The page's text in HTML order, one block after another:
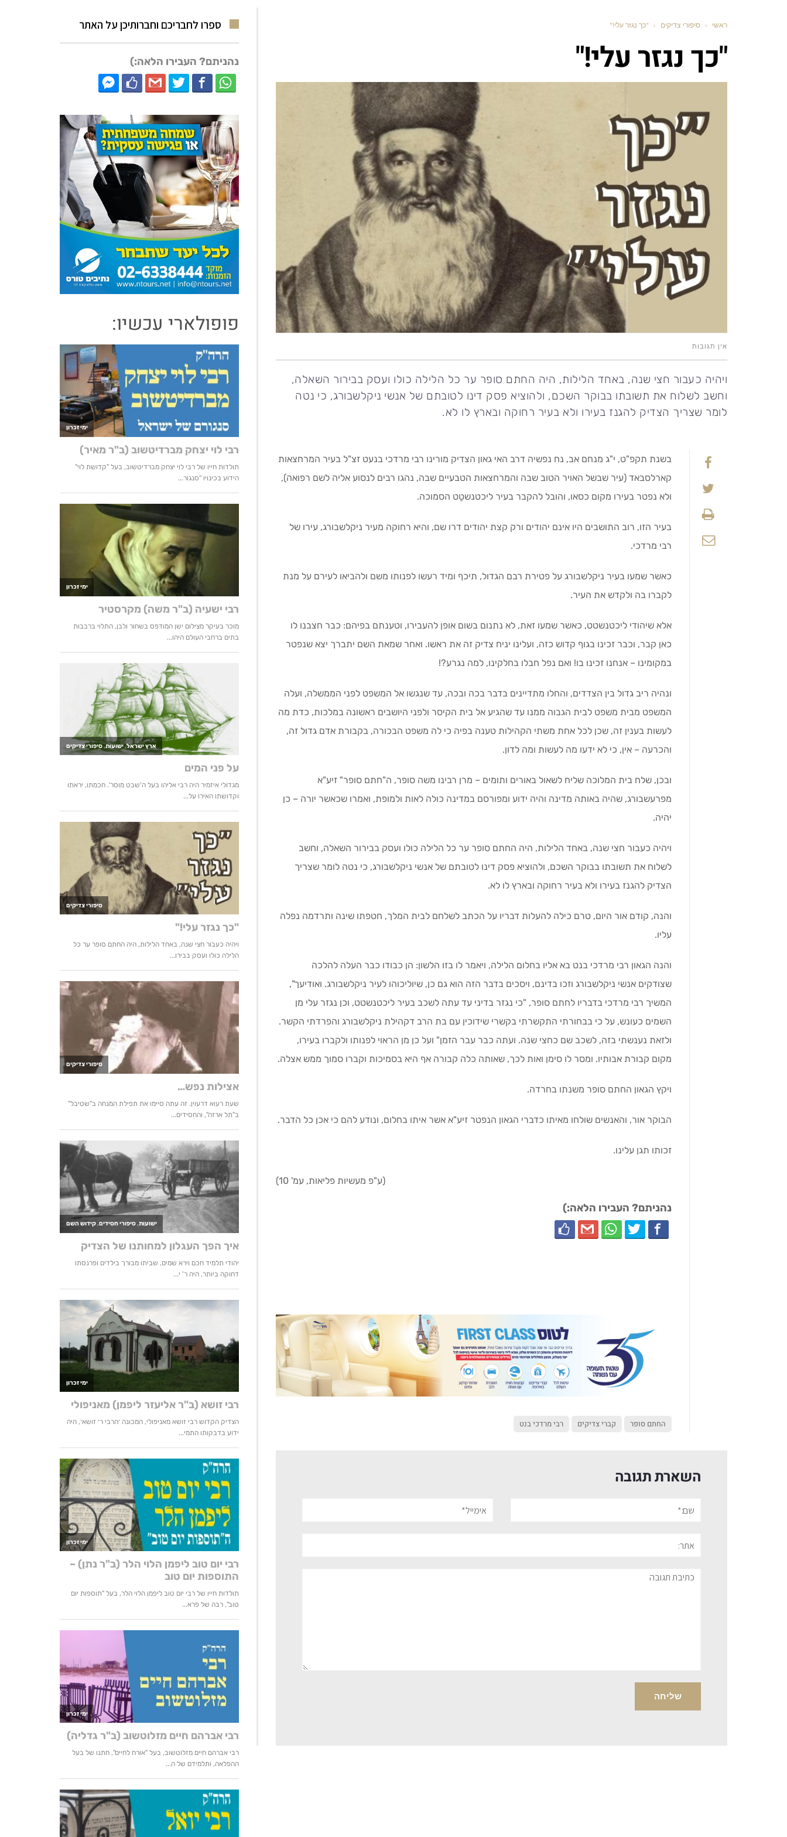
ראשי › סיפורי צדיקים › "כך נגזר עלי!"
"כך נגזר עלי!"
אין תגובות
ויהיה כעבור חצי שנה, באחד הלילות, היה החתם סופר ער כל הלילה כולו ועסק בבירור השאלה,
וחשב לשלוח את תשובתו בבוקר השכם, ולהוציא פסק דינו לטובתם של אנשי ניקלשבורג, כי נטה
לומר שצריך הצדיק להגנז בעירו ולא בעיר רחוקה ובארץ לו לא.
בשנת תקפ"ט, י"ג מנחם אב, נח נפשיה דרב האי גאון הצדיק מורינו רבי מרדכי בנעט זצ"ל בעיר המרחצאות
קארלסבאד (עיר שבשל האויר הטוב שבה והמרחצאות הטבעיים שבה, נהגו רבים לנסוע אליה לשם רפואה),
ולא נפטר בעירו מקום כסאו, והובל להקבר בעיר ליכטנשטַט הסמוכה.
בעיר הזו, רוב התושבים היו אינם יהודים ורק קצת יהודים דרו שם, והיא רחוקה מעיר ניקלשבורג, עירו של
רבי מרדכי.
כאשר שמעו בעיר ניקלשבורג על פטירת רבם הגדול, תיכף ומיד רעשו לפנותו משם ולהביאו לעירם על מנת
לקברו בה ולקדש את העיר.
אלא שיהודי ליכטנשטט, כאשר שמעו זאת, לא נתנום בשום אופן להעבירו, וטענתם בפיהם: כבר חצבנו לו
כאן קבר, וכבר זכינו בגוף קדוש כזה, ועלינו יניח צדיק זה את ראשו. ואחר שמאת השם יתברך יצא שנפטר
במקומינו – אנחנו זכינו בו! ואם נפל חבלו בחלקינו, למה נגרע?!
ונהיה ריב גדול בין הצדדים, והחלו מתדיינים בדבר בכה ובכה, עד שנגשו אל המשפט לפני הממשלה, ועלה
המשפט מבית משפט לבית הגבוה ממנו עד שהגיע אל בית הקיסר ולפני היושבים ראשונה במלכות, כדת מה
לעשות בענין זה, שכן לכל אחת משתי הקהילות טענה בפיה כי לה משפט הבכורה, בקבורת אדם גדול זה,
והכרעה – אין, כי לא ידעו מה לעשות ומה לדון.
ובכן, שלח בית המלוכה שליח לשאול באורים ותומים – מרן רבינו משה סופר, ה"חתם סופר" זיע"א
מפרעשבורג, שהיה באותה מדינה והיה ידוע ומפורסם במדינה כולה לאות ולמופת, ואמרו שכאשר יורה – כן
יהיה.
ויהיה כעבור חצי שנה, באחד הלילות, היה החתם סופר ער כל הלילה כולו ועסק בבירור השאלה, וחשב
לשלוח את תשובתו בבוקר השכם, ולהוציא פסק דינו לטובתם של אנשי ניקלשבורג, כי נטה לומר שצריך
הצדיק להגנז בעירו ולא בעיר רחוקה ובארץ לו לא.
והנה, קודם אור היום, טרם כילה להעלות דבריו על הכתב לשלחם לבית המלך, חטפתו שינה ותרדמה נפלה
עליו.
והנה הגאון רבי מרדכי בנט בא אליו בחלום הלילה, ויאמר לו בזו הלשון: הן כבודו כבר העלה להלכה
שצודקים אנשי ניקלשבורג וזכו בדינם, ויסכים בדבר הזה הוא גם כן, שיוליכוהו לעיר ניקלשבורג. ואודיעך",
המשיך רבי מרדכי בדבריו לחתם סופר, "כי נגזר בדיני עד עתה לשכב בעיר ליכטנשטט, וכן נגזר עלי מן
השמים כעונש, על כי בבחורתי התקשרתי בקשרי שידוכין עם בת הרב דקהילת ניקלשבורג והפרדתי הקשר.
ולזאת נענשתי בזה, לשכב שם כחצי שנה. ועתה כבר עבר הזמן" ועל כן מן הראוי לפנותו ולקברו בעירו,
מקום קבורת אבותיו. ומסר לו סימן ואות לכך, שאותה כלה קבורה אף היא בסמיכות וקברו סמוך ממש אצלה.
ויקץ הגאון החתם סופר משנתו בחרדה.
הבוקר אור, והאנשים שולחו מאיתו כדברי הגאון הנפטר זיע"א אשר איתו בחלום, ונודע להם כי אכן כל הדבר.
זכותו תגן עלינו.
(ע"פ מעשיות פליאות, עמ' 10)
נהניתם? העבירו הלאה:)
החתם סופר קברי צדיקים רבי מרדכי בנט
השארת תגובה
תגובה
ספרו לחבריכם וחברותיכן על האתר
נהניתם? העבירו הלאה:)
פופולארי עכשיו: